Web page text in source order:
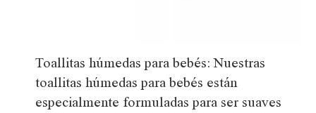
Toallitas húmedas para bebés: Nuestras
toallitas húmedas para bebés están
especialmente formuladas para ser suaves